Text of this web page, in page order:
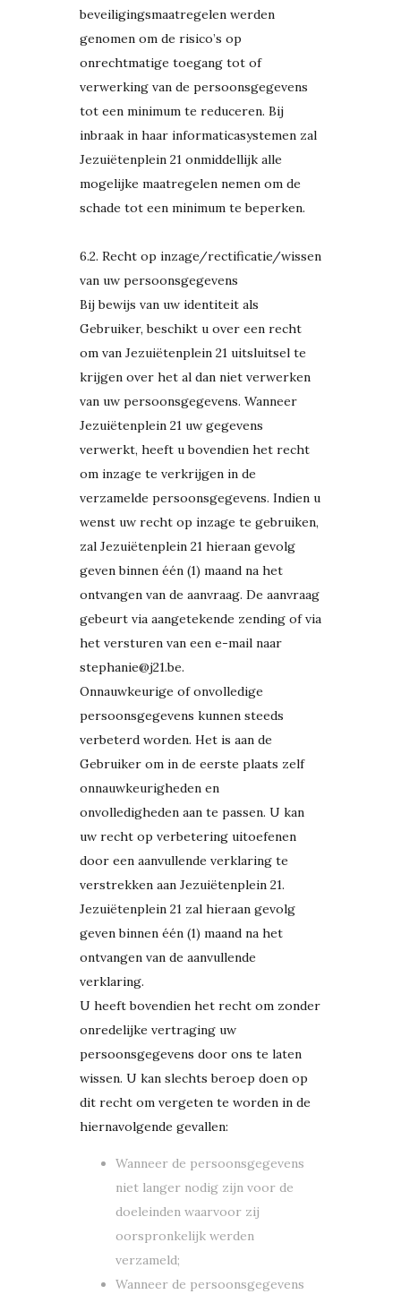
beveiligingsmaatregelen werden
genomen om de risico’s op
onrechtmatige toegang tot of
verwerking van de persoonsgegevens
tot een minimum te reduceren. Bij
inbraak in haar informaticasystemen zal
Jezuiëtenplein 21 onmiddellijk alle
mogelijke maatregelen nemen om de
schade tot een minimum te beperken.
6.2. Recht op inzage/rectificatie/wissen
van uw persoonsgegevens
Bij bewijs van uw identiteit als
Gebruiker, beschikt u over een recht
om van Jezuiëtenplein 21 uitsluitsel te
krijgen over het al dan niet verwerken
van uw persoonsgegevens. Wanneer
Jezuiëtenplein 21 uw gegevens
verwerkt, heeft u bovendien het recht
om inzage te verkrijgen in de
verzamelde persoonsgegevens. Indien u
wenst uw recht op inzage te gebruiken,
zal Jezuiëtenplein 21 hieraan gevolg
geven binnen één (1) maand na het
ontvangen van de aanvraag. De aanvraag
gebeurt via aangetekende zending of via
het versturen van een e-mail naar
stephanie@j21.be.
Onnauwkeurige of onvolledige
persoonsgegevens kunnen steeds
verbeterd worden. Het is aan de
Gebruiker om in de eerste plaats zelf
onnauwkeurigheden en
onvolledigheden aan te passen. U kan
uw recht op verbetering uitoefenen
door een aanvullende verklaring te
verstrekken aan Jezuiëtenplein 21.
Jezuiëtenplein 21 zal hieraan gevolg
geven binnen één (1) maand na het
ontvangen van de aanvullende
verklaring.
U heeft bovendien het recht om zonder
onredelijke vertraging uw
persoonsgegevens door ons te laten
wissen. U kan slechts beroep doen op
dit recht om vergeten te worden in de
hiernavolgende gevallen:
Wanneer de persoonsgegevens
niet langer nodig zijn voor de
doeleinden waarvoor zij
oorspronkelijk werden
verzameld;
Wanneer de persoonsgegevens